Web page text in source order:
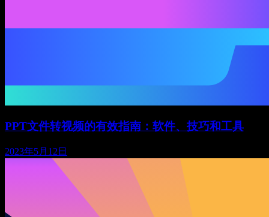
PPT文件转视频的有效指南：软件、技巧和工具
2023年5月12日